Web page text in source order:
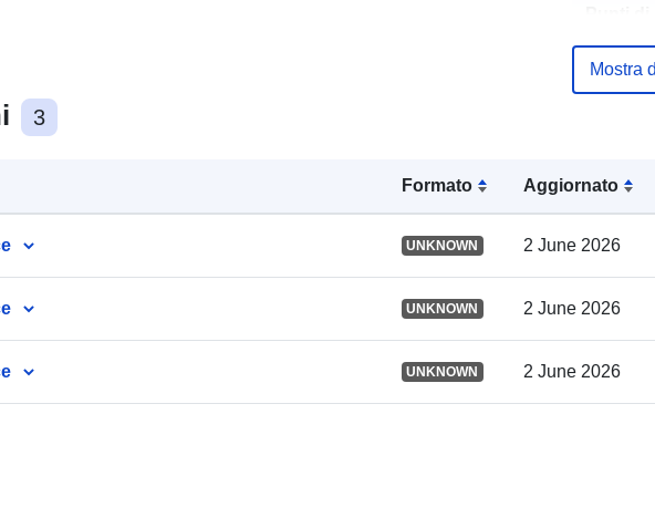
3
Formato Aggiornato
UNKNOWN 2 June 2026
UNKNOWN 2 June 2026
UNKNOWN 2 June 2026
Mostra